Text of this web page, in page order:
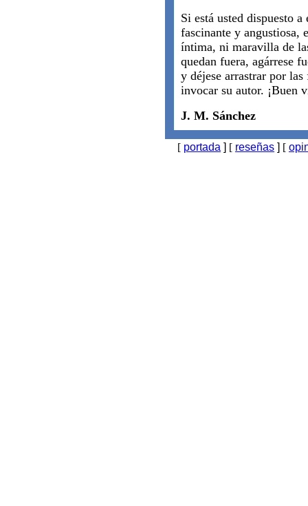
Si está usted dispuesto a
fascinante y angustiosa,
íntima, ni maravilla de
quedan fuera, agárrese
y déjese arrastrar por
invocar su autor. ¡Buen
J. M. Sánchez
[ portada ] [ reseñas ] [